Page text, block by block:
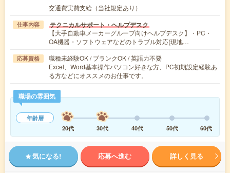
交通費実費支給（当社規定あり）
仕事内容 テクニカルサポート・ヘルプデスク
【大手自動車メーカーグループ向けヘルプデスク】・PC・
OA機器・ソフトウェアなどのトラブル対応(現地…
応募資格
職種未経験OK / ブランクOK / 英語力不要
Excel、Word基本操作パソコン好きな方、PC初期設定経験あ
る方などにオススメのお仕事です。
職場の雰囲気
年齢層
20代
30代 40代 50代 60代
気になる! 応募へ進む 詳しく見る